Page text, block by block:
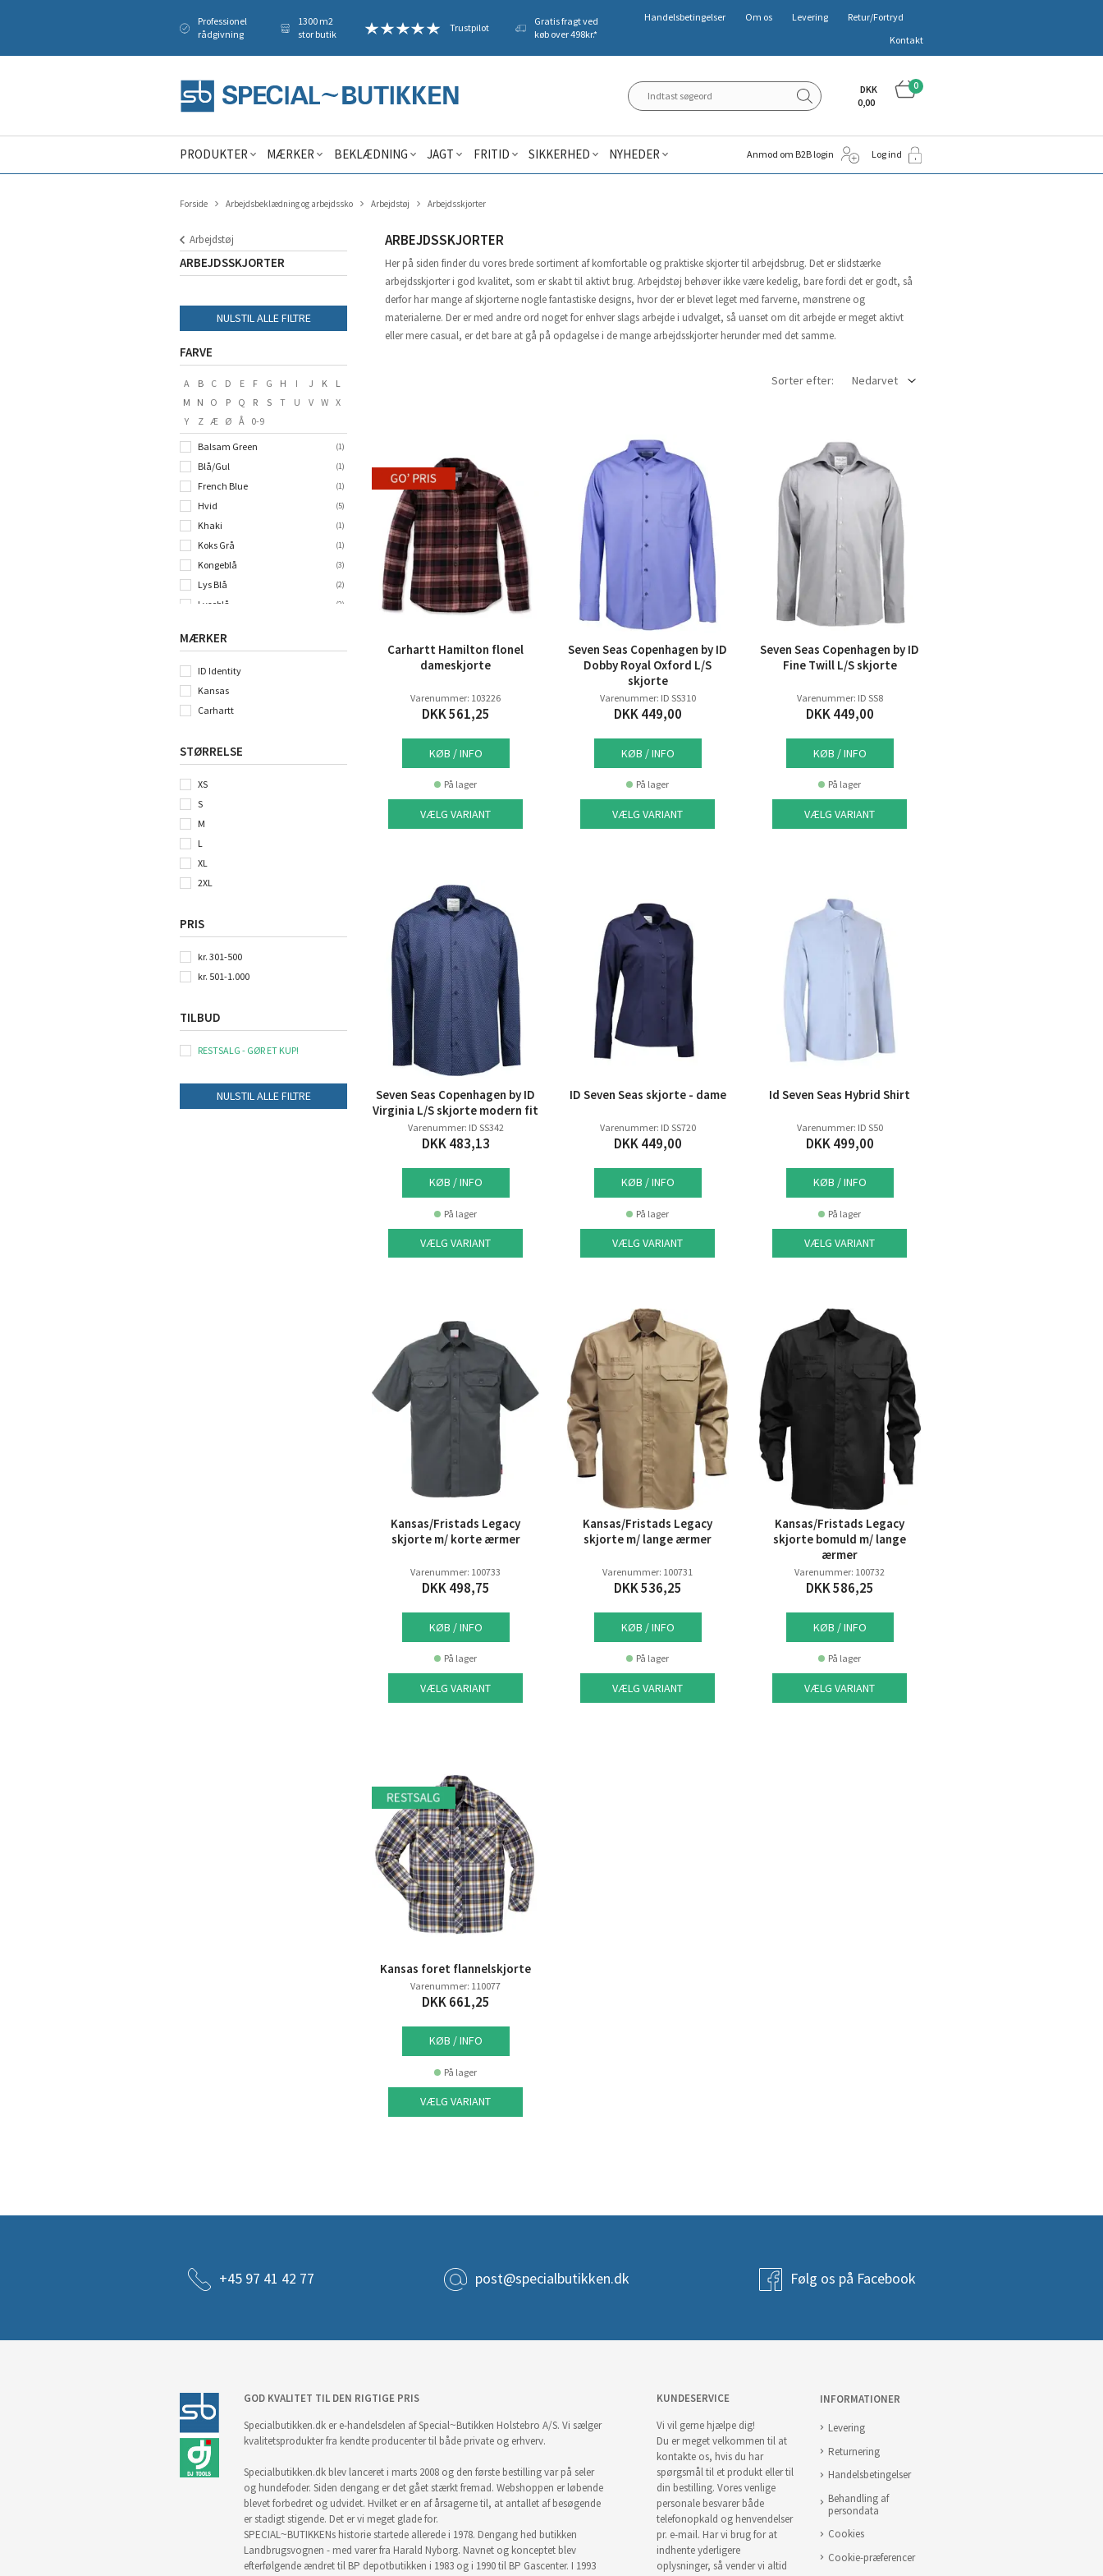
Professionel
rådgivning
1300 m2
stor butik
Trustpilot
Gratis fragt ved
køb over 498kr.*
Handelsbetingelser Om os Levering
Retur/Fortryd
Kontakt
0
DKK
0,00
PRODUKTER MÆRKER BEKLÆDNING JAGT FRITID SIKKERHED NYHEDER Anmod om B2B login Log ind
Forside Arbejdsbeklædning og arbejdssko Arbejdstøj Arbejdsskjorter
Arbejdstøj
ARBEJDSSKJORTER
NULSTIL ALLE FILTRE
FARVE
A B C D E F G H I J K
L
M
N O P Q R S T U V W X
Y
Z Æ Ø Å 0-9
Balsam Green
(1)
Blå/Gul (1)
French Blue (1)
Hvid (5)
Khaki (1)
Koks Grå (1)
Kongeblå (3)
Lys Blå (2)
Lyseblå (2)
Mørk Marineblå
Silver Grey (1)
Sort
MÆRKER
ID Identity
Kansas
Carhartt
STØRRELSE
XS
S
M
L
XL
2XL
4XL
PRIS
kr. 301-500
kr. 501-1.000
TILBUD
RESTSALG - GØR ET KUP!
NULSTIL ALLE FILTRE
ARBEJDSSKJORTER
Her på siden finder du vores brede sortiment af komfortable og praktiske skjorter til arbejdsbrug. Det er slidstærke
arbejdsskjorter i god kvalitet, som er skabt til aktivt brug. Arbejdstøj behøver ikke være kedelig, bare fordi det er godt, så
derfor har mange af skjorterne nogle fantastiske designs, hvor der er blevet leget med farverne, mønstrene og
materialerne. Der er med andre ord noget for enhver slags arbejde i udvalget, så uanset om dit arbejde er meget aktivt
eller mere casual, er det bare at gå på opdagelse i de mange arbejdsskjorter herunder med det samme.
Sorter efter: Nedarvet
Carhartt Hamilton flonel
dameskjorte
Varenummer: 103226
DKK 561,25
KØB / INFO
På lager
VÆLG VARIANT
Seven Seas Copenhagen by ID
Dobby Royal Oxford L/S
skjorte
Varenummer: ID SS310
DKK 449,00
KØB / INFO
På lager
VÆLG VARIANT
Seven Seas Copenhagen by ID
Fine Twill L/S skjorte
Varenummer: ID SS8
DKK 449,00
KØB / INFO
På lager
VÆLG VARIANT
Seven Seas Copenhagen by ID
Virginia L/S skjorte modern fit
Varenummer: ID SS342
DKK 483,13
KØB / INFO
På lager
VÆLG VARIANT
ID Seven Seas skjorte - dame
Varenummer: ID SS720
DKK 449,00
KØB / INFO
På lager
VÆLG VARIANT
Id Seven Seas Hybrid Shirt
Varenummer: ID S50
DKK 499,00
KØB / INFO
På lager
VÆLG VARIANT
Kansas/Fristads Legacy
skjorte m/ korte ærmer
Varenummer: 100733
DKK 498,75
KØB / INFO
På lager
VÆLG VARIANT
Kansas/Fristads Legacy
skjorte m/ lange ærmer
Varenummer: 100731
DKK 536,25
KØB / INFO
På lager
VÆLG VARIANT
Kansas/Fristads Legacy
skjorte bomuld m/ lange
ærmer
Varenummer: 100732
DKK 586,25
KØB / INFO
På lager
VÆLG VARIANT
Kansas foret flannelskjorte
Varenummer: 110077
DKK 661,25
KØB / INFO
På lager
VÆLG VARIANT
+45 97 41 42 77 post@specialbutikken.dk Følg os på Facebook
GOD KVALITET TIL DEN RIGTIGE PRIS
Specialbutikken.dk er e-handelsdelen af Special~Butikken Holstebro A/S. Vi sælger
kvalitetsprodukter fra kendte producenter til både private og erhverv.
Specialbutikken.dk blev lanceret i marts 2008 og den første bestilling var på seler
og hundefoder. Siden dengang er det gået stærkt fremad. Webshoppen er løbende
blevet forbedret og udvidet. Hvilket er en af årsagerne til, at antallet af besøgende
er stadigt stigende. Det er vi meget glade for.
SPECIAL~BUTIKKENs historie startede allerede i 1978. Dengang hed butikken
Landbrugsvognen - med varer fra Harald Nyborg. Navnet og konceptet blev
efterfølgende ændret til BP depotbutikken i 1983 og i 1990 til BP Gascenter. I 1993
KUNDESERVICE
Vi vil gerne hjælpe dig!
Du er meget velkommen til at
kontakte os, hvis du har
spørgsmål til et produkt eller til
din bestilling. Vores venlige
personale besvarer både
telefonopkald og henvendelser
pr. e-mail. Har vi brug for at
indhente yderligere
oplysninger, så vender vi altid
INFORMATIONER
Levering
Returnering
Handelsbetingelser
Behandling af
persondata
Cookies
Cookie-præferencer